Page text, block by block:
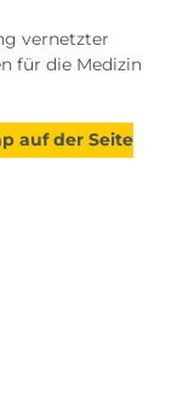
vernetzter
für die Medizin
auf der Seite